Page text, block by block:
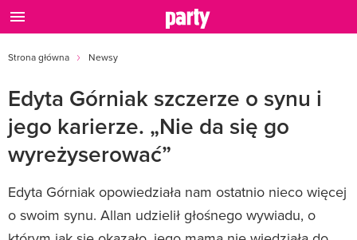
Strona główna Newsy
Edyta Górniak szczerze o synu i
jego karierze. „Nie da się go
wyreżyserować”
Edyta Górniak opowiedziała nam ostatnio nieco więcej
o swoim synu. Allan udzielił głośnego wywiadu, o